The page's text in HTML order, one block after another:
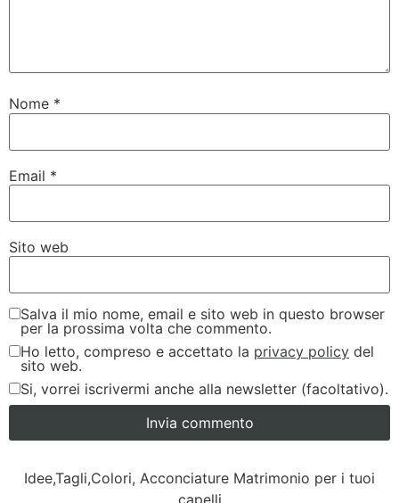
Nome *
Email *
Sito web
Salva il mio nome, email e sito web in questo browser
per la prossima volta che commento.
Ho letto, compreso e accettato la privacy policy del
sito web.
Si, vorrei iscrivermi anche alla newsletter (facoltativo).
Idee,Tagli,Colori, Acconciature Matrimonio per i tuoi